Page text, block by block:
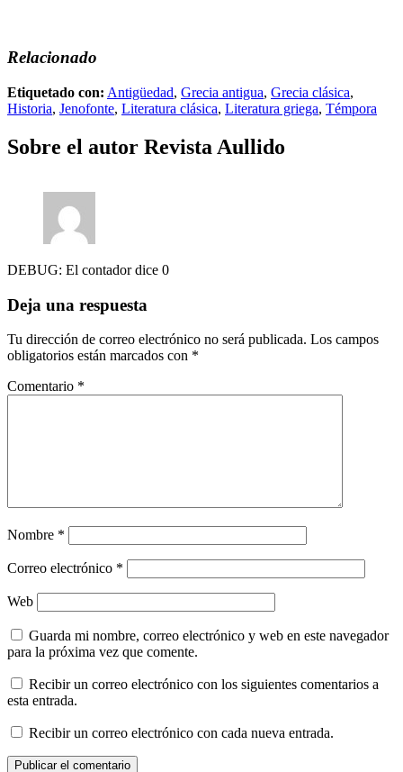
Relacionado
Etiquetado con: Antigüedad, Grecia antigua, Grecia clásica,
Historia, Jenofonte, Literatura clásica, Literatura griega, Témpora
Sobre el autor Revista Aullido
DEBUG: El contador dice 0
Deja una respuesta
Tu dirección de correo electrónico no será publicada. Los campos
obligatorios están marcados con *
Comentario *
Nombre *
Correo electrónico *
Web
Guarda mi nombre, correo electrónico y web en este navegador
para la próxima vez que comente.
Recibir un correo electrónico con los siguientes comentarios a
esta entrada.
Recibir un correo electrónico con cada nueva entrada.